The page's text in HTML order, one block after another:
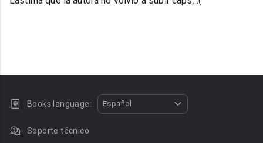
Books language: Español
Soporte técnico